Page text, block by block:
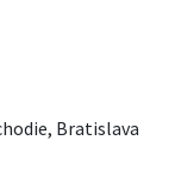
Bratislava